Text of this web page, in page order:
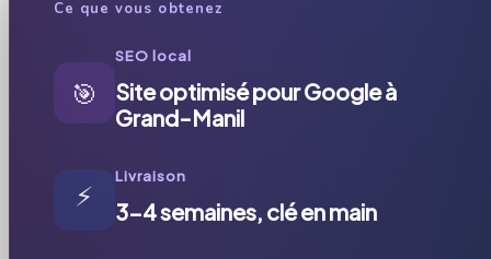
Ce que vous obtenez
🎯
SEO local
Site optimisé pour Google à
Grand-Manil
⚡
Livraison
3-4 semaines, clé en main